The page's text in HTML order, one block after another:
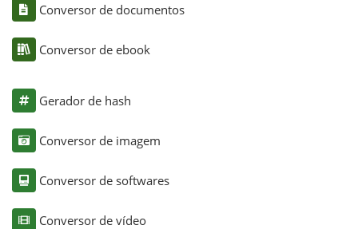
Conversor de documentos
Conversor de ebook
Gerador de hash
Conversor de imagem
Conversor de softwares
Conversor de vídeo